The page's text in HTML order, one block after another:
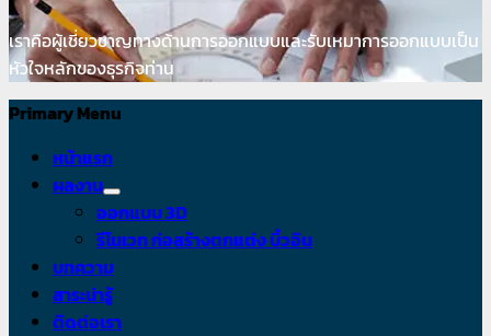
เราคือผู้เชี่ยวชาญทางด้านการออกแบบและรับเหมาการออกแบบเป็น
หัวใจหลักของธุรกิจท่าน
Primary Menu
หน้าแรก
ผลงาน
ออกแบบ 3D
รีโนเวท ก่อสร้างตกแต่ง บิ้วอิน
บทความ
สาระน่ารู้
ติดต่อเรา